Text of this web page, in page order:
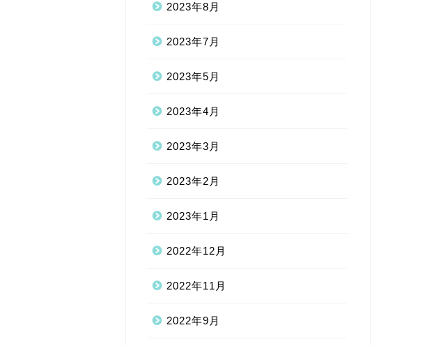
2023年8月
2023年7月
2023年5月
2023年4月
2023年3月
2023年2月
2023年1月
2022年12月
2022年11月
2022年9月